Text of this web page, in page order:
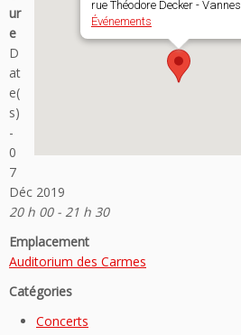
rue Théodore Decker - Vannes
Événements
ur
e
D
at
e(
s)
-
0
7
Déc 2019
20 h 00 - 21 h 30
Emplacement
Auditorium des Carmes
Catégories
Concerts